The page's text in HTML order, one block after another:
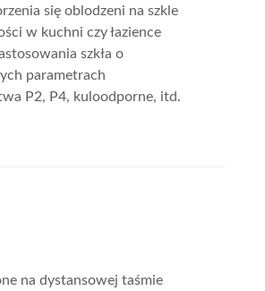
się oblodzeni na szkle
w kuchni czy łazience
szkła o
parametrach
P2, P4, kuloodporne, itd.
na dystansowej taśmie